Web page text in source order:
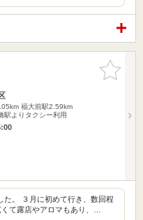
お気に入
りに追加
福大前駅2.59km
駅よりタクシー利用
た。 ３月に初めて行き、数回程
て露店やアロマもあり、…